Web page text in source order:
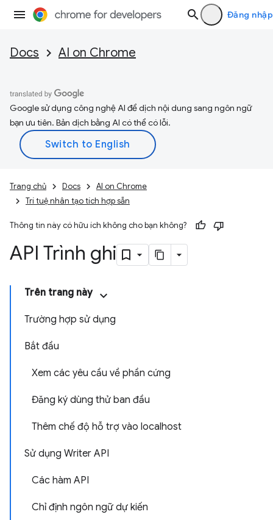
Đăng nhập
Docs AI on Chrome
Google sử dụng công nghệ AI để dịch nội dung sang ngôn ngữ
bạn ưu tiên. Bản dịch bằng AI có thể có lỗi.
Trang chủ Docs
AI on Chrome
Trí tuệ nhân tạo tích hợp sẵn
Thông tin này có hữu ích không cho bạn không?
API Trình ghi
Trên trang này
Trường hợp sử dụng
Bắt đầu
Xem các yêu cầu về phần cứng
Đăng ký dùng thử ban đầu
Thêm chế độ hỗ trợ vào localhost
Sử dụng Writer API
Các hàm API
Chỉ định ngôn ngữ dự kiến